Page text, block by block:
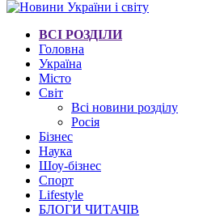
ВСІ РОЗДІЛИ
Головна
Україна
Місто
Світ
Всі новини розділу
Росія
Бізнес
Наука
Шоу-бізнес
Спорт
Lifestyle
БЛОГИ ЧИТАЧІВ